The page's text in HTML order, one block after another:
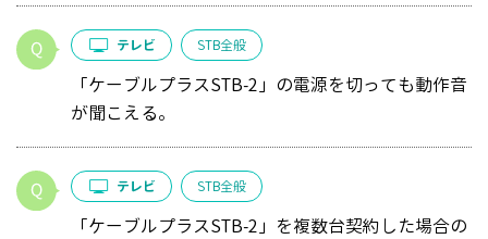
テレビ STB全般
「ケーブルプラスSTB-2」の電源を切っても動作音
が聞こえる。
テレビ STB全般
「ケーブルプラスSTB-2」を複数台契約した場合の